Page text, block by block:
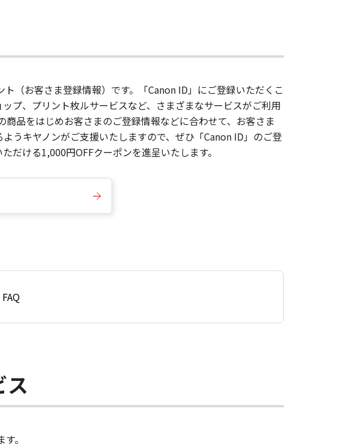
（お客さま登録情報）です。「Canon ID」にご登録いただくこ
プ、プリント枚ルサービスなど、さまざまなサービスがご利用
品をはじめお客さまのご登録情報などに合わせて、お客さま
うキヤノンがご支援いたしますので、ぜひ「Canon ID」のご登
だける1,000円OFFクーポンを進呈いたします。
FAQ
ス
。